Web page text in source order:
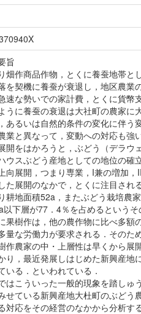
旨
畑作商品作物，とくに養蚕地帯
を契機に養蚕が衰退し，地区農業
速な勢いでの家計費，とくに貨幣
うに養蚕の衰退は大社町の農家に
あるいは自然的条件の変化に伴う
業と異なって，変動への対応も強
開をはかろうと，ぶどう（デラウ
ウスぶどう産地としての地位の確
向展開，つまり専業，I兼の増加
た展開のなかで，とくに注目され
耕地面積52a，またぶどう栽培農
以下層が77．4％を占めるというそ
果樹作は，他の農作物に比べ多額
量な労働力が要求される．その
作農家の中・上層性は早くから
り，最近発展しはじめた新興産地
いる．といわれている．
はこういった一般的現象を踏しゅ
せている新興産地大杜町のぶどう
対応をその経営のなかから分析す